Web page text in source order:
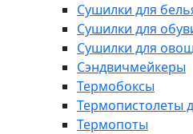
Сушилки для
Сушилки для
Сушилки для
Сэндвичмейкеры
Термобоксы
Термопистолеты
Термопоты